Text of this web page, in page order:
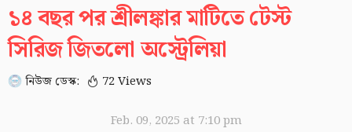
১৪ বছর পর শ্রীলঙ্কার মাটিতে টেস্ট
সিরিজ জিতলো অস্ট্রেলিয়া
নিউজ ডেস্ক: 72 Views
Feb. 09, 2025 at 7:10 pm